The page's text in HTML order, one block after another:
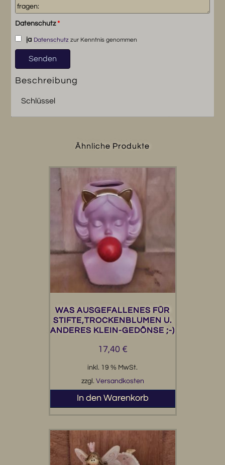
Datenschutz*
ja Datenschutz zur Kenntnis genommen
Beschreibung
Schlüssel
Ähnliche Produkte
WAS AUSGEFALLENES FÜR
STIFTE,TROCKENBLUMEN U.
ANDERES KLEIN-GEDÖNSE ;-)
17,40 €
inkl. 19 % MwSt.
zzgl. Versandkosten
In den Warenkorb